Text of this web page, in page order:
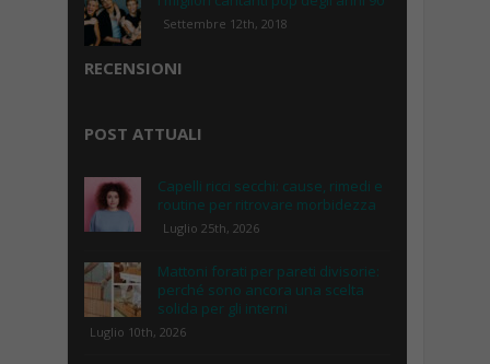
Settembre 12th, 2018
RECENSIONI
POST ATTUALI
Capelli ricci secchi: cause, rimedi e
routine per ritrovare morbidezza
Luglio 25th, 2026
Mattoni forati per pareti divisorie:
perché sono ancora una scelta
solida per gli interni
Luglio 10th, 2026